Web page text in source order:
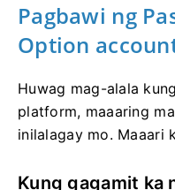
Pagbawi ng
Option
Huwag mag-alala
platform, maaaring
inilalagay mo. Maaari
Kung gagamit ka